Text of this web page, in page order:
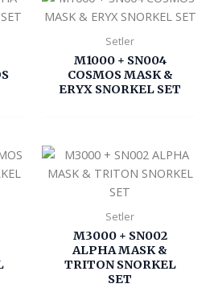
Setler
M1000 + SN004
COSMOS MASK &
ERYX SNORKEL SET
Setler
M3000 + SN002
ALPHA MASK &
TRITON SNORKEL
SET